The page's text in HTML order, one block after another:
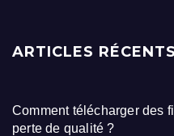
ARTICLES RÉCENTS
Comment télécharger des
perte de qualité ?